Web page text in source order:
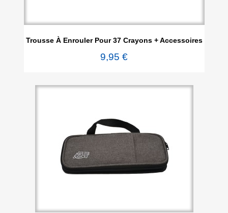
Trousse À Enrouler Pour 37 Crayons + Accessoires
9,95 €